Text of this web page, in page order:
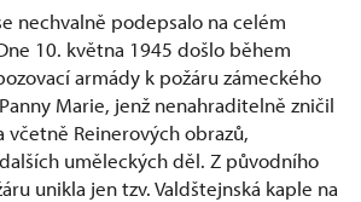
nechvalně podepsalo na celém
10. května 1945 došlo během
armády k požáru zámeckého
Marie, jenž nenahraditelně zničil
Reinerových obrazů,
uměleckých děl. Z původního
unikla jen tzv. Valdštejnská kaple na